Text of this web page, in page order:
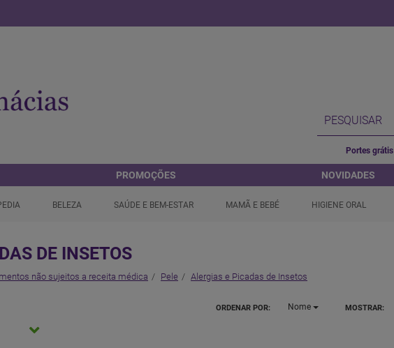
Portes grátis
PROMOÇÕES NOVIDADES
BELEZA SAÚDE E BEM-ESTAR MAMÃ E BEBÉ HIGIENE ORAL
DE INSETOS
não sujeitos a receita médica Pele Alergias e Picadas de Insetos
ORDENAR POR: Nome MOSTRAR: